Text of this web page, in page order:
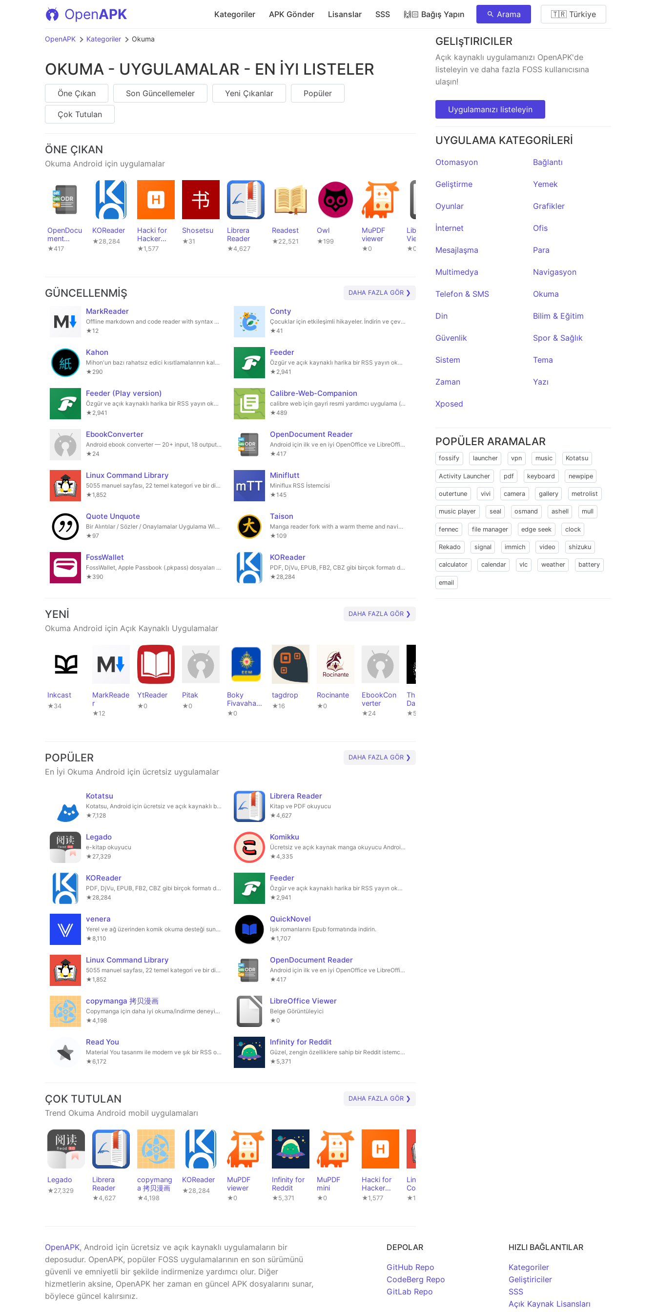
OpenAPK Kategoriler APK Gönder Lisanslar SSS 🙌🏻 Bağış Yapın Arama 🇹🇷 Türkiye
OpenAPK Kategoriler Okuma
OKUMA - UYGULAMALAR - EN İYI LISTELER
Öne Çıkan Son Güncellemeler Yeni Çıkanlar Popüler
Çok Tutulan
ÖNE ÇIKAN
Okuma Android için uygulamalar
OpenDocu
ment
Reader
★417
KOReader
★28,284
Hacki for
Hacker
News
★1,577
Shosetsu
★31
Librera
Reader
★4,627
Readest
★22,521
Owl
★199
MuPDF
viewer
★0
LibreOffice
Viewer
★0
Read You Ciyue
GÜNCELLENMIŞ DAHA FAZLA GÖR ❯
MarkReader
Offline markdown and code reader with syntax highlighting
★12
Conty
Çocuklar için etkileşimli hikayeler. İndirin ve çevrimdışı oynayın!
★41
Kahon
Mihon'un bazı rahatsız edici kısıtlamalarının kaldırıldığı bir çatal
★290
Feeder
Özgür ve açık kaynaklı harika bir RSS yayın okuyucusu
★2,941
Feeder (Play version)
Özgür ve açık kaynaklı harika bir RSS yayın okuyucusu
★2,941
Calibre-Web-Companion
calibre web için gayri resmi yardımcı uygulama (otomatik)
★489
EbookConverter
Android ebook converter — 20+ input, 18 output formats. No Calibre needed.
★24
OpenDocument Reader
Android için ilk ve en iyi OpenOffice ve LibreOffice belge görüntüleyici!
★417
Linux Command Library
5055 manuel sayfası, 22 temel kategori ve bir dizi genel terminal ipucu.
★1,852
Miniflutt
Miniflux RSS İstemcisi
★145
Quote Unquote
Bir Alıntılar / Sözler / Onaylamalar Uygulama Widget'ı.
★97
Taison
Manga reader fork with a warm theme and navigation tweaks
★109
FossWallet
FossWallet, Apple Passbook (.pkpass) dosyaları için bir MDY Cüzdanıdır.
★390
KOReader
PDF, DjVu, EPUB, FB2, CBZ gibi birçok formatı destekleyen e-kitap okuyucu.
★28,284
YENI DAHA FAZLA GÖR ❯
Okuma Android için Açık Kaynaklı Uygulamalar
Inkcast
★34
MarkReade
r
★12
YtReader
★0
Pitak
★0
Boky
Fivavahana
Anglikana
★0
tagdrop
★16
Rocinante
★0
EbookCon
verter
★24
Thirukkural
Daily
Widget
★5
POPÜLER DAHA FAZLA GÖR ❯
En İyi Okuma Android için ücretsiz uygulamalar
Kotatsu
Kotatsu, Android için ücretsiz ve açık kaynaklı bir manga okuyucusudur.
★7,128
Librera Reader
Kitap ve PDF okuyucu
★4,627
Legado
e-kitap okuyucu
★27,329
Komikku
Ücretsiz ve açık kaynak manga okuyucu Android için
★4,335
KOReader
PDF, DjVu, EPUB, FB2, CBZ gibi birçok formatı destekleyen e-kitap okuyucu.
★28,284
Feeder
Özgür ve açık kaynaklı harika bir RSS yayın okuyucusu
★2,941
venera
Yerel ve ağ üzerinden komik okuma desteği sunan bir komik okuyucu.
★8,110
QuickNovel
Işık romanlarını Epub formatında indirin.
★1,707
Linux Command Library
5055 manuel sayfası, 22 temel kategori ve bir dizi genel terminal ipucu.
★1,852
OpenDocument Reader
Android için ilk ve en iyi OpenOffice ve LibreOffice belge görüntüleyici!
★417
copymanga 拷贝漫画
Copymanga için daha iyi okuma/indirme deneyimi sunan üçüncü taraf istemcisi.
★4,198
LibreOffice Viewer
Belge Görüntüleyici
★0
Read You
Material You tasarımı ile modern ve şık bir RSS okuyucu
★6,172
Infinity for Reddit
Güzel, zengin özelliklere sahip bir Reddit istemcisi
★5,371
ÇOK TUTULAN DAHA FAZLA GÖR ❯
Trend Okuma Android mobil uygulamaları
Legado
★27,329
Librera
Reader
★4,627
copymang
a 拷贝漫画
★4,198
KOReader
★28,284
MuPDF
viewer
★0
Infinity for
Reddit
★5,371
MuPDF
mini
★0
Hacki for
Hacker
News
★1,577
Linux
Command
Library
★1,852
GELIşTIRICILER
Açık kaynaklı uygulamanızı OpenAPK'de
listeleyin ve daha fazla FOSS kullanıcısına
ulaşın!
Uygulamanızı listeleyin
UYGULAMA KATEGORİLERİ
Otomasyon Bağlantı
Geliştirme Yemek
Oyunlar Grafikler
İnternet Ofis
Mesajlaşma Para
Multimedya Navigasyon
Telefon & SMS Okuma
Din Bilim & Eğitim
Güvenlik Spor & Sağlık
Sistem Tema
Zaman Yazı
Xposed
POPÜLER ARAMALAR
fossify launcher vpn music Kotatsu
Activity Launcher pdf keyboard newpipe
outertune vivi camera gallery metrolist
music player seal osmand ashell mull
fennec file manager edge seek clock
Rekado signal immich video shizuku
calculator calendar vlc weather battery
email
OpenAPK, Android için ücretsiz ve açık kaynaklı uygulamaların bir
deposudur. OpenAPK, popüler FOSS uygulamalarının en son sürümünü
güvenli ve emniyetli bir şekilde indirmenize yardımcı olur. Diğer
hizmetlerin aksine, OpenAPK her zaman en güncel APK dosyalarını sunar,
böylece güncel kalırsınız.
DEPOLAR
GitHub Repo
CodeBerg Repo
GitLab Repo
HIZLI BAĞLANTILAR
Kategoriler
Geliştiriciler
SSS
Açık Kaynak Lisansları